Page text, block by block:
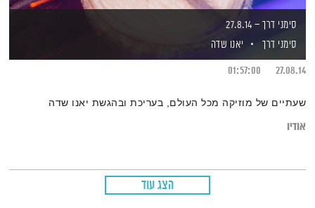
סימני דרך – 27.8.14
סימני דרך
יאנו שדה
27.08.14
01:57:00
שעתיים של מוזיקה מכל העולם, בעריכת ובהגשת יאנו שדה
אודיו
הצג עוד